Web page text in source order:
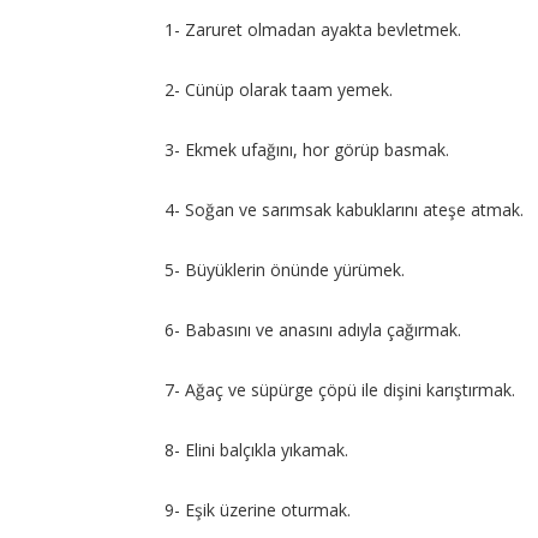
1- Zaruret olmadan ayakta bevletmek.
2- Cünüp olarak taam yemek.
3- Ekmek ufağını, hor görüp basmak.
4- Soğan ve sarımsak kabuklarını ateşe atmak.
5- Büyüklerin önünde yürümek.
6- Babasını ve anasını adıyla çağırmak.
7- Ağaç ve süpürge çöpü ile dişini karıştırmak.
8- Elini balçıkla yıkamak.
9- Eşik üzerine oturmak.